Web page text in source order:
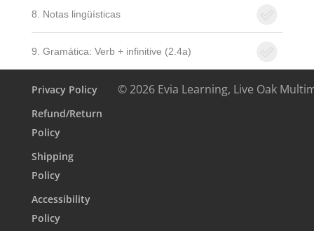
8. Notas lingüísticas
9. Gramática: Verb + infinitive (2.4a)
Privacy Policy
Refund/Return
Policy
Shipping
Policy
Accessibility
Policy
© 2026 Evia Learning, Live Oak